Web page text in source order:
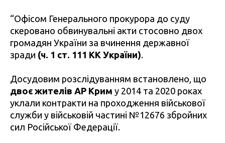
“Офісом Генерального прокурора до суду
скеровано обвинувальні акти стосовно двох
громадян України за вчинення державної
зради (ч. 1 ст. 111 КК України).
Досудовим розслідуванням встановлено, що
двоє жителів АР Крим у 2014 та 2020 роках
уклали контракти на проходження військової
служби у військовій частині №12676 збройних
сил Російської Федерації.